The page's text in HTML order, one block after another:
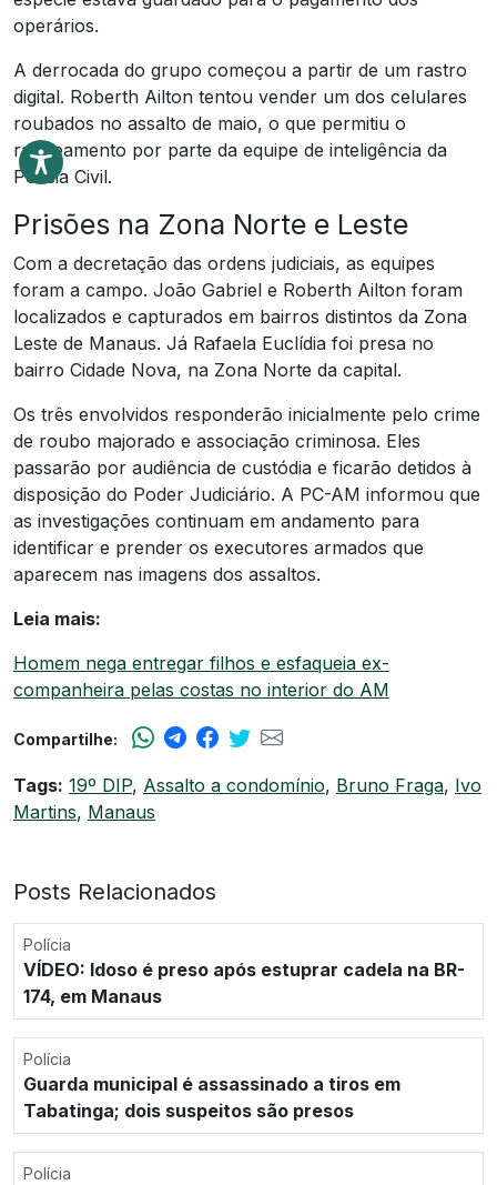
operários.
A derrocada do grupo começou a partir de um rastro
digital. Roberth Ailton tentou vender um dos celulares
roubados no assalto de maio, o que permitiu o
rastreamento por parte da equipe de inteligência da
Polícia Civil.
Prisões na Zona Norte e Leste
Com a decretação das ordens judiciais, as equipes
foram a campo. João Gabriel e Roberth Ailton foram
localizados e capturados em bairros distintos da Zona
Leste de Manaus. Já Rafaela Euclídia foi presa no
bairro Cidade Nova, na Zona Norte da capital.
Os três envolvidos responderão inicialmente pelo crime
de roubo majorado e associação criminosa. Eles
passarão por audiência de custódia e ficarão detidos à
disposição do Poder Judiciário. A PC-AM informou que
as investigações continuam em andamento para
identificar e prender os executores armados que
aparecem nas imagens dos assaltos.
Leia mais:
Homem nega entregar filhos e esfaqueia ex-
companheira pelas costas no interior do AM
Compartilhe:
Tags: 19º DIP, Assalto a condomínio, Bruno Fraga, Ivo
Martins, Manaus
Posts Relacionados
Polícia
VÍDEO: Idoso é preso após estuprar cadela na BR-
174, em Manaus
Polícia
Guarda municipal é assassinado a tiros em
Tabatinga; dois suspeitos são presos
Polícia